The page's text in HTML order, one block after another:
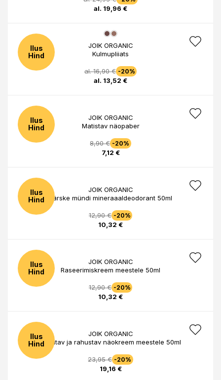
al. 19,96 €
Ilus
Hind
JOIK ORGANIC
Kulmupliiats
al. 16,90 € -20%
al. 13,52 €
Ilus
Hind
JOIK ORGANIC
Matistav näopaber
8,90 € -20%
7,12 €
Ilus
Hind
JOIK ORGANIC
Värske mündi mineraaaldeodorant 50ml
12,90 € -20%
10,32 €
Ilus
Hind
JOIK ORGANIC
Raseerimiskreem meestele 50ml
12,90 € -20%
10,32 €
Ilus
Hind
JOIK ORGANIC
Niisutav ja rahustav näokreem meestele 50ml
23,95 € -20%
19,16 €